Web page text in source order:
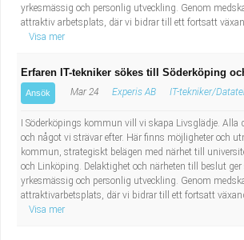
yrkesmässig och personlig utveckling. Genom
attraktiv arbetsplats, där vi bidrar till ett fortsatt
Visa mer
Erfaren IT-tekniker sökes till Söderköping
Ansök Mar 24 Experis AB IT-tekniker/
I Söderköpings kommun vill vi skapa Livsglädje. Alla
och något vi strävar efter. Här finns möjligheter och
kommun, strategiskt belägen med närhet till
och Linköping. Delaktighet och närheten till beslut ger
yrkesmässig och personlig utveckling. Genom
attraktivarbetsplats, där vi bidrar till ett fortsatt
Visa mer